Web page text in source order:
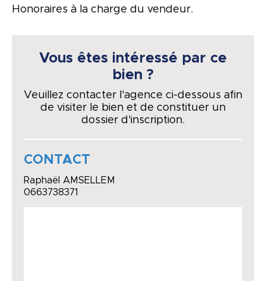
Honoraires à la charge du vendeur.
Vous êtes intéressé par ce
bien ?
Veuillez contacter l'agence ci-dessous afin
de visiter le bien et de constituer un
dossier d'inscription.
CONTACT
Raphaël AMSELLEM
0663738371